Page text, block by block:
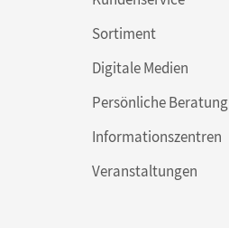
Sortiment
Digitale Medien
Persönliche Beratung
Informationszentren
Veranstaltungen